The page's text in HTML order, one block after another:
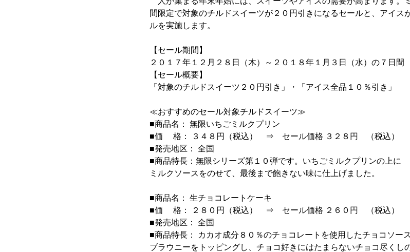
間限定で対象のチルドスイーツが２０円引きになるセールと、アイス
ルを実施します。
【セール期間】
２０１７年１２月２８日（木）～２０１８年１月３日（水）の７日間
【セール概要】
「対象のチルドスイーツ２０円引き」・「アイス全品１０％引き」
≪おすすめのセール対象チルドスイーツ≫
■商品名： 無限いちごミルクプリン
■価 格： ３４８円（税込） ⇒ セール価格 ３２８円 （税込）
■発売地区： 全国
■商品特長：無限シリーズ第１０弾です。いちごミルクプリンの上に
ミルクソースをのせて、最後まで飽きない味に仕上げました。
■商品名： 生チョコレートケーキ
■価 格： ２８０円（税込） ⇒ セール価格 ２６０円 （税込）
■発売地区： 全国
■商品特長： カカオ成分８０％のチョコレートを使用したチョコソース
ブラウニーをトッピングし、チョコ好きにはたまらないチョコ尽くし